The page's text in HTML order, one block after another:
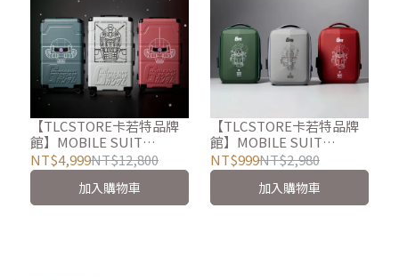
【TLCSTORE卡若特品牌
館】MOBILE SUIT
GUNDAM 機動戰士鋼彈
26吋細鋁框胖胖箱 行李箱
(彗星/鋼彈/薩克)
NT$4,999NT$12,800
加入購物車
【TLCSTORE卡若特品牌
館】MOBILE SUIT
GUNDAM機動戰士鋼彈 硬
殼後背包 旅行包 電腦包(彗
星/薩克)
NT$999NT$2,980
加入購物車